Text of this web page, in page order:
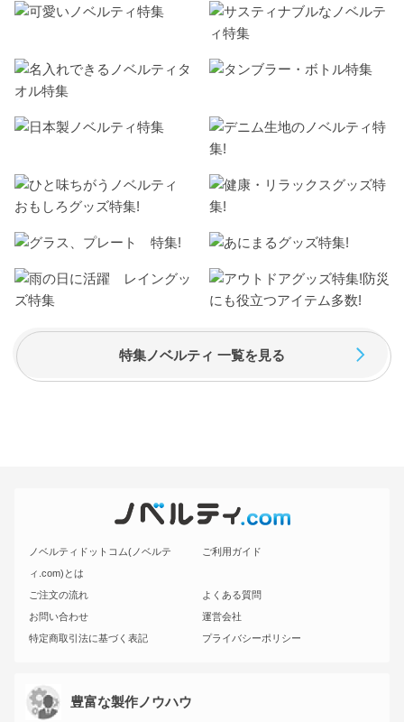
特集ノベルティ 一覧を見る
ノベルティドットコム(ノベルテ
ィ.com)とは
ご利用ガイド
ご注文の流れ
よくある質問
お問い合わせ
運営会社
特定商取引法に基づく表記
プライバシーポリシー
豊富な製作ノウハウ